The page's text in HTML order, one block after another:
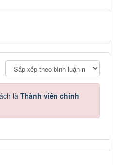
là Thành viên chính